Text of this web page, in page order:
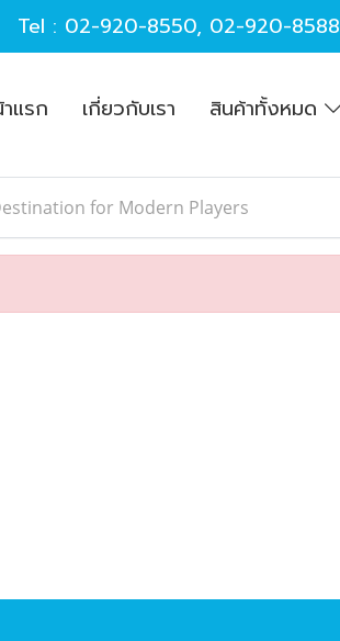
Tel : 02-920-8550, 02-920-8588
แรก เกี่ยวกับเรา สินค้าทั้งหมด
for Modern Players